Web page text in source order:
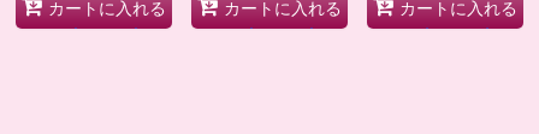
カートに入れる カートに入れる カートに入れる